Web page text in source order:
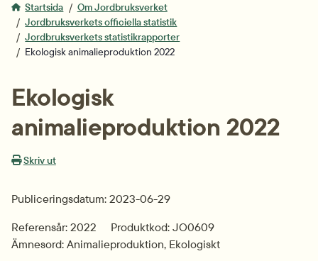
Startsida
Om Jordbruksverket
Jordbruksverkets officiella statistik
Jordbruksverkets statistikrapporter
Ekologisk animalieproduktion 2022
Ekologisk
animalieproduktion 2022
Skriv ut
Publiceringsdatum: 2023-06-29
Referensår: 2022
Produktkod: JO0609
Ämnesord: Animalieproduktion, Ekologiskt